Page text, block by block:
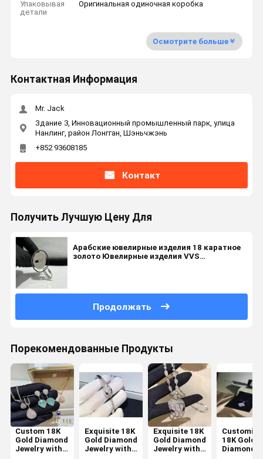
Упаковывая
детали
Оригинальная одиночная коробка
Осмотрите больше
Контактная Информация
Mr. Jack
Здание 3, Инновационный промышленный парк, улица
Нанлинг, район Лонгган, Шэньчжэнь
+852 93608185
Контакт
Получить Лучшую Цену Для
Арабские ювелирные изделия 18 каратное
золото Ювелирные изделия VVS
Продолжать
Порекомендованные Продукты
Custom 18K
Gold Diamond
Jewelry with
Exquisite 18K
Gold Diamond
Jewelry with
Exquisite 18K
Gold Diamond
Jewelry with
18K Gold
Diamond